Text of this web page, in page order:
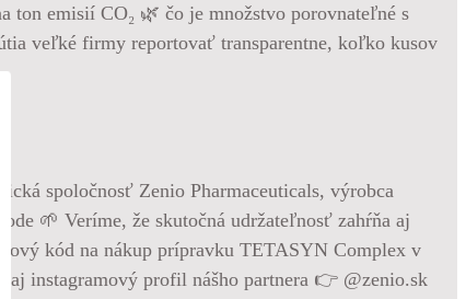
ton emisií CO₂ 🌿 čo je množstvo porovnateľné s
veľké firmy reportovať transparentne, koľko kusov